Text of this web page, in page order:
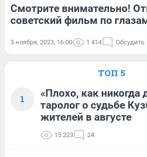
Смотрите внимательно!
советский фильм по
3 ноября, 2023, 16:00 1 414 Обсудить
ТОП 5
1
«Плохо, как никогда
таролог о судьбе
жителей в августе
15 223 24